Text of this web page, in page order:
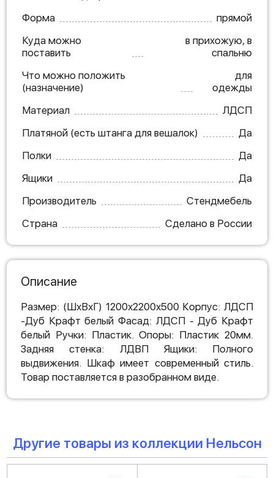
Форма
прямой
Куда можно
поставить
в прихожую, в
спальню
Что можно положить
(назначение)
для
одежды
Материал
ЛДСП
Платяной (есть штанга для вешалок)
Да
Полки
Да
Ящики
Да
Производитель
Стендмебель
Страна
Сделано в России
Описание
Размер: (ШхВхГ) 1200х2200х500 Корпус: ЛДСП
-Дуб Крафт белый Фасад: ЛДСП - Дуб Крафт
белый Ручки: Пластик. Опоры: Пластик 20мм.
Задняя стенка: ЛДВП Ящики: Полного
выдвижения. Шкаф имеет современный стиль.
Товар поставляется в разобранном виде.
Другие товары из коллекции Нельсон